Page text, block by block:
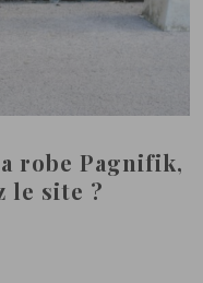
robe Pagnifik,
le site ?